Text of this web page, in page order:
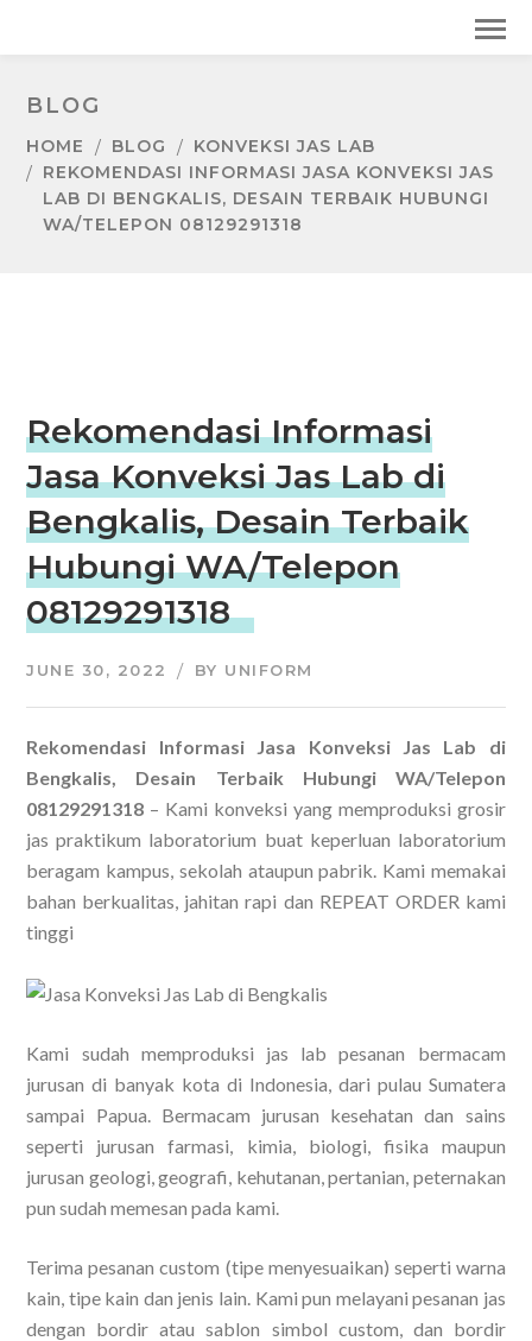
BLOG
HOME BLOG
KONVEKSI JAS LAB
REKOMENDASI INFORMASI JASA KONVEKSI JAS
LAB DI BENGKALIS, DESAIN TERBAIK HUBUNGI
WA/TELEPON 08129291318
Rekomendasi Informasi
Jasa Konveksi Jas Lab di
Bengkalis, Desain Terbaik
Hubungi WA/Telepon
08129291318
JUNE 30, 2022 BY UNIFORM
Rekomendasi Informasi Jasa Konveksi Jas Lab di
Bengkalis, Desain Terbaik Hubungi WA/Telepon
08129291318 – Kami konveksi yang memproduksi grosir
jas praktikum laboratorium buat keperluan laboratorium
beragam kampus, sekolah ataupun pabrik. Kami memakai
bahan berkualitas, jahitan rapi dan REPEAT ORDER kami
tinggi
Kami sudah memproduksi jas lab pesanan bermacam
jurusan di banyak kota di Indonesia, dari pulau Sumatera
sampai Papua. Bermacam jurusan kesehatan dan sains
seperti jurusan farmasi, kimia, biologi, fisika maupun
jurusan geologi, geografi, kehutanan, pertanian, peternakan
pun sudah memesan pada kami.
Terima pesanan custom (tipe menyesuaikan) seperti warna
kain, tipe kain dan jenis lain. Kami pun melayani pesanan jas
dengan bordir atau sablon simbol custom, dan bordir